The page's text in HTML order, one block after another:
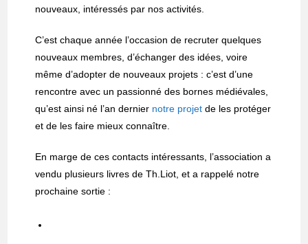
nouveaux, intéressés par nos activités.
C’est chaque année l’occasion de recruter quelques
nouveaux membres, d’échanger des idées, voire
même d’adopter de nouveaux projets : c’est d’une
rencontre avec un passionné des bornes médiévales,
qu’est ainsi né l’an dernier notre projet de les protéger
et de les faire mieux connaître.
En marge de ces contacts intéressants, l’association a
vendu plusieurs livres de Th.Liot, et a rappelé notre
prochaine sortie :